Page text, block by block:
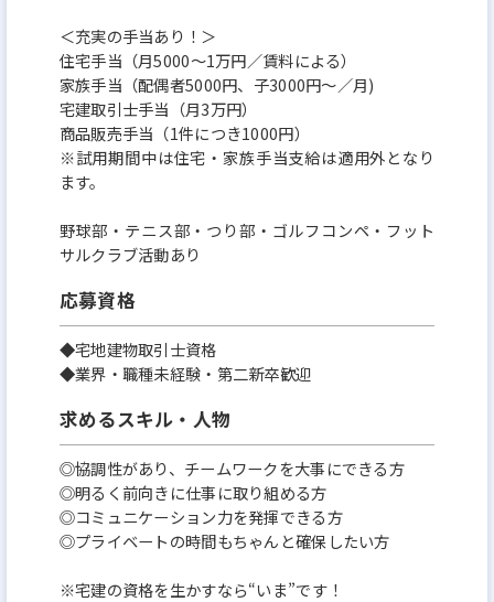
＜充実の手当あり！＞
住宅手当（月5000〜1万円／賃料による）
家族手当（配偶者5000円、子3000円〜／月)
宅建取引士手当（月3万円）
商品販売手当（1件につき1000円）
※試用期間中は住宅・家族手当支給は適用外となり
ます。
野球部・テニス部・つり部・ゴルフコンペ・フット
サルクラブ活動あり
応募資格
◆宅地建物取引士資格
◆業界・職種未経験・第二新卒歓迎
求めるスキル・人物
◎協調性があり、チームワークを大事にできる方
◎明るく前向きに仕事に取り組める方
◎コミュニケーション力を発揮できる方
◎プライベートの時間もちゃんと確保したい方
※宅建の資格を生かすなら“いま”です！